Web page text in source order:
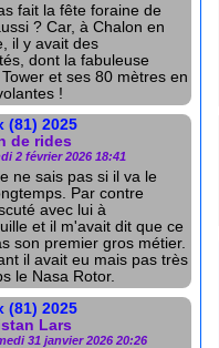
fait la fête foraine de
? Car, à Chalon en
il y avait des
dont la fabuleuse
Tower et ses 80 mètres en
!
(81) 2025
de rides
2 février 2026 18:41
ne sais pas si il va le
Par contre
avec lui à
et il m'avait dit que ce
son premier gros métier.
il avait eu mais pas très
le Nasa Rotor.
(81) 2025
Lars
31 janvier 2026 20:26